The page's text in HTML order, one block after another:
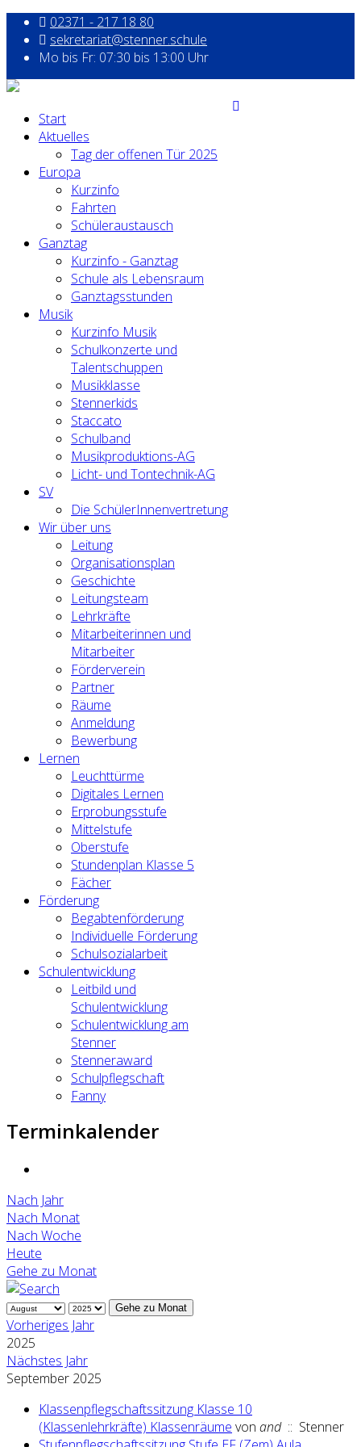
02371 - 217 18 80
sekretariat@stenner.schule
Mo bis Fr: 07:30 bis 13:00 Uhr
Start
Aktuelles
Tag der offenen Tür 2025
Europa
Kurzinfo
Fahrten
Schüleraustausch
Ganztag
Kurzinfo - Ganztag
Schule als Lebensraum
Ganztagsstunden
Musik
Kurzinfo Musik
Schulkonzerte und
Talentschuppen
Musikklasse
Stennerkids
Staccato
Schulband
Musikproduktions-AG
Licht- und Tontechnik-AG
SV
Die SchülerInnenvertretung
Wir über uns
Leitung
Organisationsplan
Geschichte
Leitungsteam
Lehrkräfte
Mitarbeiterinnen und
Mitarbeiter
Förderverein
Partner
Räume
Anmeldung
Bewerbung
Lernen
Leuchttürme
Digitales Lernen
Erprobungsstufe
Mittelstufe
Oberstufe
Stundenplan Klasse 5
Fächer
Förderung
Begabtenförderung
Individuelle Förderung
Schulsozialarbeit
Schulentwicklung
Leitbild und
Schulentwicklung
Schulentwicklung am
Stenner
Stenneraward
Schulpflegschaft
Fanny
Terminkalender
Nach Jahr
Nach Monat
Nach Woche
Heute
Gehe zu Monat
Gehe zu Monat
Vorheriges Jahr
2025
Nächstes Jahr
September 2025
Klassenpflegschaftssitzung Klasse 10
(Klassenlehrkräfte) Klassenräume von and:: Stenner